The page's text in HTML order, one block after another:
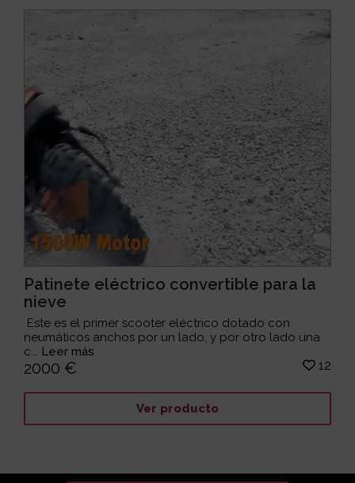
Patinete eléctrico convertible para la
nieve
Este es el primer scooter eléctrico dotado con
neumáticos anchos por un lado, y por otro lado una
c... Leer más
2000 € 12
Ver producto